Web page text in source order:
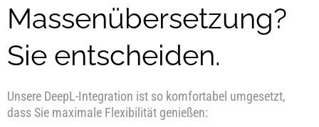
Massenübersetzung?
Sie entscheiden.
Unsere DeepL-Integration ist so komfortabel umgesetzt,
dass Sie maximale Flexibilität genießen: